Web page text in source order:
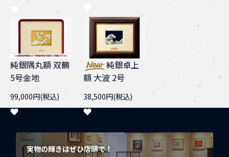
純銀隅丸額 双鶴
5号金地
99,000円(税込)
純銀卓上
額 大波 2号
38,500円(税込)
実物の輝きはぜひ店頭で！